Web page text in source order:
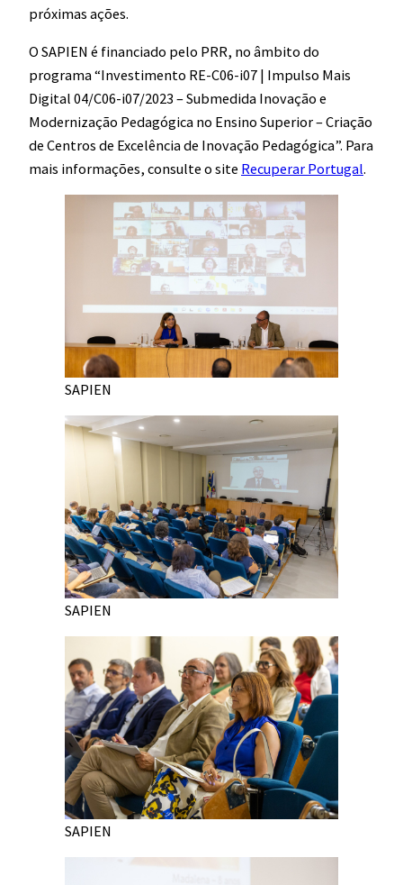
próximas ações.
O SAPIEN é financiado pelo PRR, no âmbito do
programa “Investimento RE-C06-i07 | Impulso Mais
Digital 04/C06-i07/2023 – Submedida Inovação e
Modernização Pedagógica no Ensino Superior – Criação
de Centros de Excelência de Inovação Pedagógica”. Para
mais informações, consulte o site Recuperar Portugal.
SAPIEN
SAPIEN
SAPIEN